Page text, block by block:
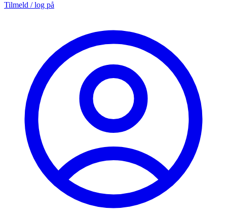
Tilmeld / log på